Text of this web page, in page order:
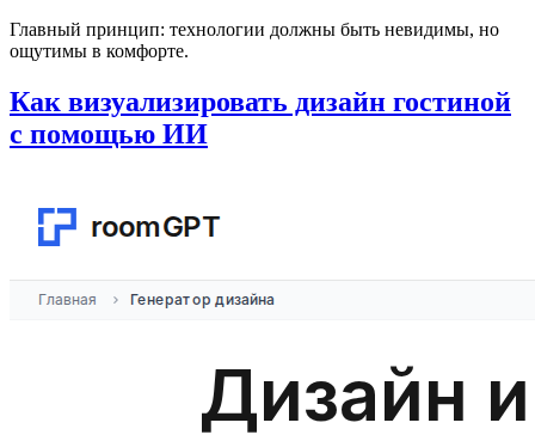
Главный принцип: технологии должны быть невидимы, но
ощутимы в комфорте.
Как визуализировать дизайн гостиной
с помощью ИИ